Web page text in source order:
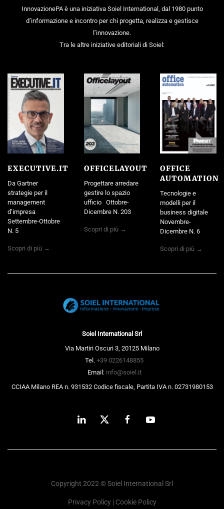
InnovazionePA è una iniziativa Soiel International, dal 1980 punto
d’informazione e incontro per chi progetta, realizza e gestisce
l’innovazione.
Tra le altre iniziative editoriali di Soiel:
EXECUTIVE.IT
Da Gartner
strategie per il
management
d’impresa
Settembre-Ottobre
N. 5
Scopri di più →
OFFICELAYOUT
Progettare arredare
gestire lo spazio
ufficio Ottobre-
Dicembre N. 203
Scopri di più →
OFFICE
AUTOMATION
Tecnologie e
modelli per il
business digitale
Novembre-
Dicembre N. 6
Scopri di più →
Soiel International Srl
Via Martiri Oscuri 3, 20125 Milano
Tel. +39 0226148855
Email: info@soiel.it
CCIAA Milano REA n. 931532 Codice fiscale, Partita IVA n. 02731980153
Copyright 2022 © Soiel International Srl
Privacy Policy| Cookie Policy